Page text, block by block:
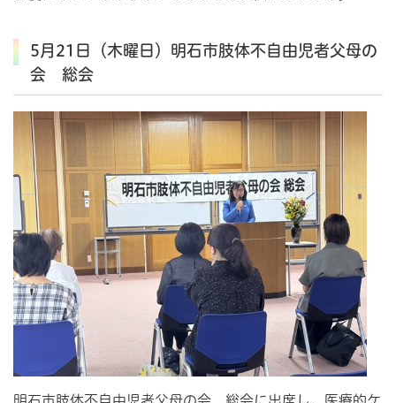
5月21日（木曜日）明石市肢体不自由児者父母の
会 総会
明石市肢体不自由児者父母の会 総会に出席し、医療的ケ